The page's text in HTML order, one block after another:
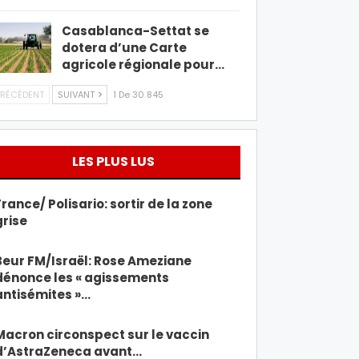
Casablanca-Settat se
dotera d’une Carte
agricole régionale pour…
SUIVANT 1 De 30 845
LES PLUS LUS
Polisario: sortir de la zone
FM/Israël: Rose Ameziane
les « agissements
»…
circonspect sur le vaccin
avant…